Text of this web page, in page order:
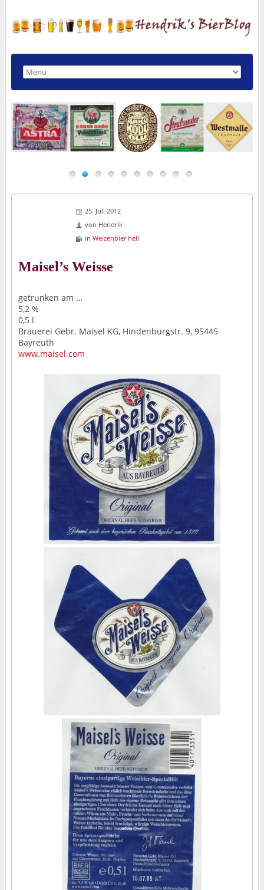
25. Juli 2012
von Hendrik
in Weizenbier hell
Maisel’s Weisse
getrunken am …
5,2 %
0,5 l
Brauerei Gebr. Maisel KG, Hindenburgstr. 9, 95445
Bayreuth
www.maisel.com